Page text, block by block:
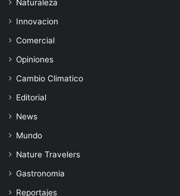
Naturaleza
Innovacion
Comercial
Opiniones
Cambio Climatico
Editorial
News
Mundo
Nature Travelers
Gastronomia
Reportajes